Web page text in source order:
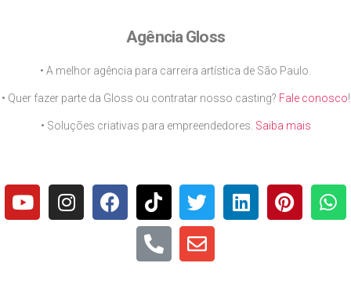
Agência Gloss
• A melhor agência para carreira artística de São Paulo.
• Quer fazer parte da Gloss ou contratar nosso casting? Fale conosco!
• Soluções criativas para empreendedores. Saiba mais